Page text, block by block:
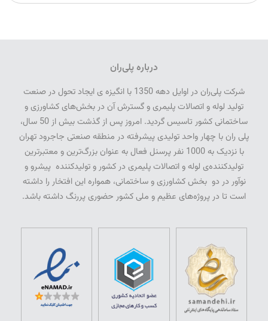
درباره پلی‌ران
شرکت پلی­‌ران در اوایل دهه 1350 با انگیزه­ ی ایجاد تحول در صنعت
تولید لوله و اتصالات پلیمری و گسترش آن در بخش‌­های کشاورزی و
ساختمانی کشور تاسیس گردید. امروز پس از گذشت بیش از 50 سال­،
پلی­ ران با چهار واحد تولیدی پیشرفته در منطقه صنعتی جاجرود تهران
با نزدیک به 1000 نفر پرسنل فعال به عنوان بزرگ‌ترین و معتبرترین
تولیدکننده‌ی لوله و اتصالات پلیمری در کشور و تولیدکننده پیشرو و
نوآور در دو بخش کشاورزی و ساختمانی، همواره این افتخار را داشته
است تا در پروژه‌های عظیم و ملی کشور حضوری پررنگ داشته باشد.